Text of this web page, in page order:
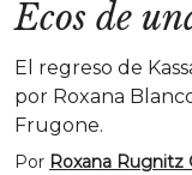
Ecos de
El regreso de
por Roxana
Frugone.
Por Roxana Rugnitz